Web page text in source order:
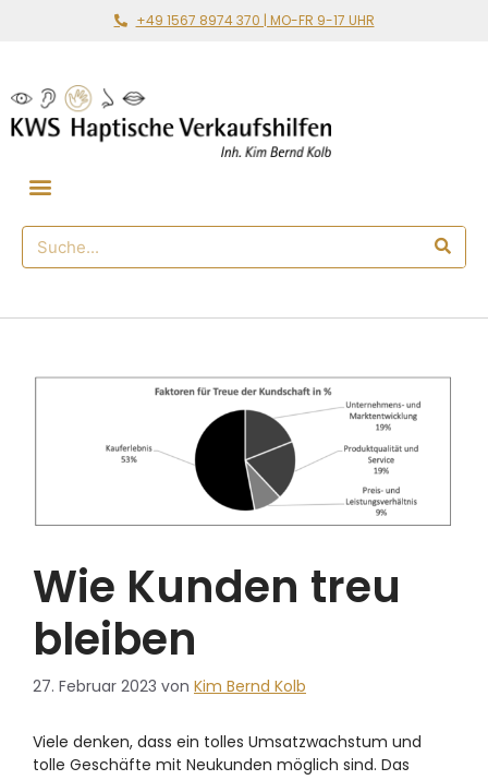
+49 1567 8974 370 | MO-FR 9-17 UHR
Wie Kunden treu
bleiben
27. Februar 2023 von Kim Bernd Kolb
Viele denken, dass ein tolles Umsatzwachstum und
tolle Geschäfte mit Neukunden möglich sind. Das